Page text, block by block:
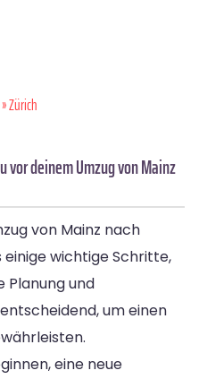
» Zürich
deinem Umzug von Mainz
von Mainz nach
wichtige Schritte,
Planung und
um einen
eine neue